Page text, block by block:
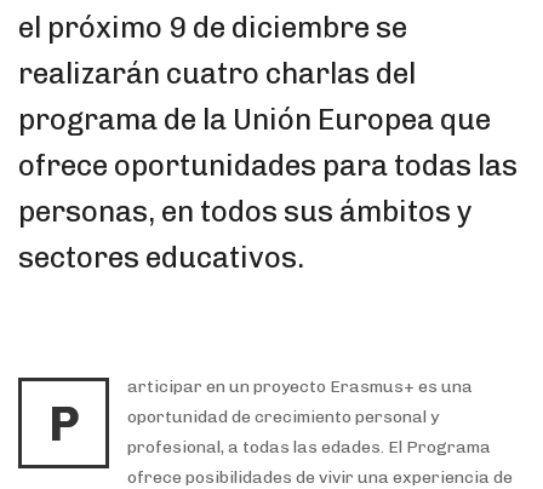
el próximo 9 de diciembre se
realizarán cuatro charlas del
programa de la Unión Europea que
ofrece oportunidades para todas las
personas, en todos sus ámbitos y
sectores educativos.
P
articipar en un proyecto Erasmus+ es una
oportunidad de crecimiento personal y
profesional, a todas las edades. El Programa
ofrece posibilidades de vivir una experiencia de